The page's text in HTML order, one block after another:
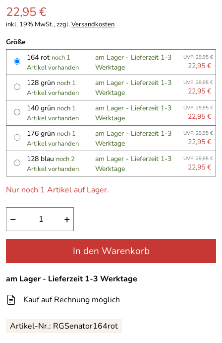
22,95 €
inkl. 19% MwSt., zzgl.Versandkosten
Größe
164 rot noch 1
Artikel vorhanden
am Lager - Lieferzeit 1-3
Werktage
UVP: 29,95 €
22,95 €
128 grün noch 1
Artikel vorhanden
am Lager - Lieferzeit 1-3
Werktage
UVP: 29,95 €
22,95 €
140 grün noch 1
Artikel vorhanden
am Lager - Lieferzeit 1-3
Werktage
UVP: 29,95 €
22,95 €
176 grün noch 1
Artikel vorhanden
am Lager - Lieferzeit 1-3
Werktage
UVP: 29,95 €
22,95 €
128 blau noch 2
Artikel vorhanden
am Lager - Lieferzeit 1-3
Werktage
UVP: 29,95 €
22,95 €
Nur noch 1 Artikel auf Lager.
− +
In den Warenkorb
am Lager - Lieferzeit 1-3 Werktage
Kauf auf Rechnung möglich
Artikel-Nr.: RGSenator164rot